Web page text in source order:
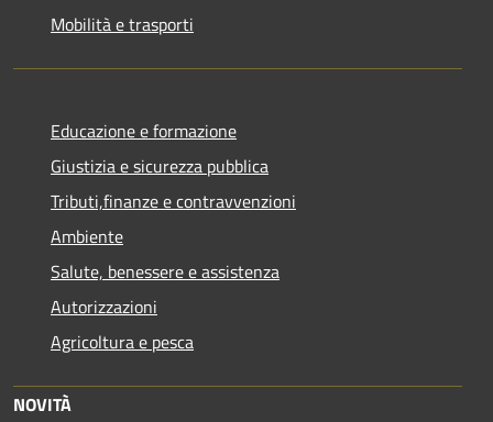
Mobilità e trasporti
Educazione e formazione
Giustizia e sicurezza pubblica
Tributi,finanze e contravvenzioni
Ambiente
Salute, benessere e assistenza
Autorizzazioni
Agricoltura e pesca
NOVITÀ